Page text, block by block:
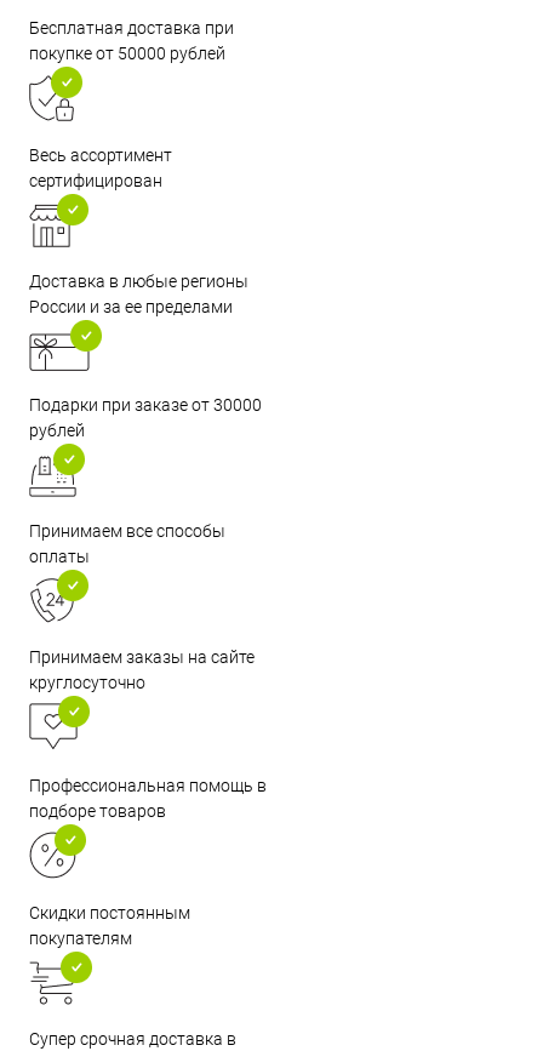
Бесплатная доставка при
покупке от 50000 рублей
Весь ассортимент
сертифицирован
Доставка в любые регионы
России и за ее пределами
Подарки при заказе от 30000
рублей
Принимаем все способы
оплаты
Принимаем заказы на сайте
круглосуточно
Профессиональная помощь в
подборе товаров
Скидки постоянным
покупателям
Супер срочная доставка в